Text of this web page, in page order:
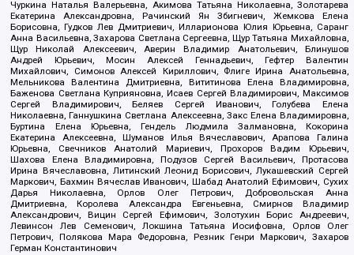
Чуркина Наталья Валерьевна, Акимова Татьяна Николаевна, Золотарева
Екатерина Александровна, Рачинский Ян Збигневич, Жемкова Елена
Борисовна, Гудков Лев Дмитриевич, Илларионова Юлия Юрьевна, Саранг
Анна Васильевна, Захарова Светлана Сергеевна, Щур Татьяна Михайловна,
Щур Николай Алексеевич, Аверин Владимир Анатольевич, Блинушов
Андрей Юрьевич, Мосин Алексей Геннадьевич, Гефтер Валентин
Михайлович, Симонов Алексей Кириллович, Флиге Ирина Анатольевна,
Мельникова Валентина Дмитриевна, Вититинова Елена Владимировна,
Баженова Светлана Куприяновна, Исаев Сергей Владимирович, Максимов
Сергей Владимирович, Беляев Сергей Иванович, Голубева Елена
Николаевна, Ганнушкина Светлана Алексеевна, Закс Елена Владимировна,
Буртина Елена Юрьевна, Гендель Людмила Залмановна, Кокорина
Екатерина Алексеевна, Шуманов Илья Вячеславович, Арапова Галина
Юрьевна, Свечников Анатолий Мариевич, Прохоров Вадим Юрьевич,
Шахова Елена Владимировна, Подузов Сергей Васильевич, Протасова
Ирина Вячеславовна, Литинский Леонид Борисович, Лукашевский Сергей
Маркович, Бахмин Вячеслав Иванович, Шабад Анатолий Ефимович, Сухих
Дарья Николаевна, Орлов Олег Петрович, Добровольская Анна
Дмитриевна, Королева Александра Евгеньевна, Смирнов Владимир
Александрович, Вицин Сергей Ефимович, Золотухин Борис Андреевич,
Левинсон Лев Семенович, Локшина Татьяна Иосифовна, Орлов Олег
Петрович, Полякова Мара Федоровна, Резник Генри Маркович, Захаров
Герман Константинович